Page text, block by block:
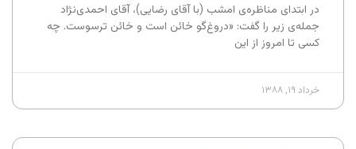
در ابتدای مناظره‌ی امشب (با آقای رضایی)، آقای احمدی‌نژاد
جمله‌ی زیر را گفت: «دروغ‌گو خائن است و خائن ترسوست. چه
کسی تا امروز از این
خرداد ۱۹, ۱۳۸۸